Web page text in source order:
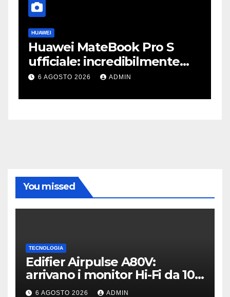
HUAWEI
Huawei MateBook Pro S
ufficiale: incredibilmente
leggero e supersottile
6 AGOSTO 2026 ADMIN
You missed
TECNOLOGIA
Edifier Airpulse A80V:
arrivano i monitor Hi-Fi da 100
W con USB Hi-Res
6 AGOSTO 2026 ADMIN